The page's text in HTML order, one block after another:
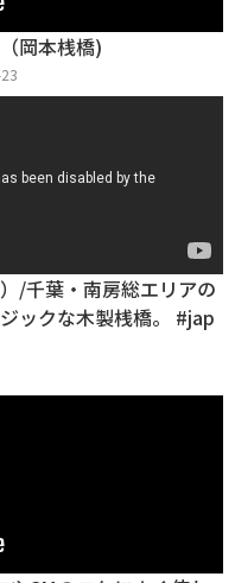
岡本桟橋)
/千葉・南房総エリアの
ックな木製桟橋。 #jap